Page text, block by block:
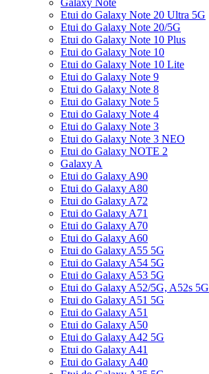
Galaxy Note
Etui do Galaxy Note 20 Ultra 5G
Etui do Galaxy Note 20/5G
Etui do Galaxy Note 10 Plus
Etui do Galaxy Note 10
Etui do Galaxy Note 10 Lite
Etui do Galaxy Note 9
Etui do Galaxy Note 8
Etui do Galaxy Note 5
Etui do Galaxy Note 4
Etui do Galaxy Note 3
Etui do Galaxy Note 3 NEO
Etui do Galaxy NOTE 2
Galaxy A
Etui do Galaxy A90
Etui do Galaxy A80
Etui do Galaxy A72
Etui do Galaxy A71
Etui do Galaxy A70
Etui do Galaxy A60
Etui do Galaxy A55 5G
Etui do Galaxy A54 5G
Etui do Galaxy A53 5G
Etui do Galaxy A52/5G, A52s 5G
Etui do Galaxy A51 5G
Etui do Galaxy A51
Etui do Galaxy A50
Etui do Galaxy A42 5G
Etui do Galaxy A41
Etui do Galaxy A40